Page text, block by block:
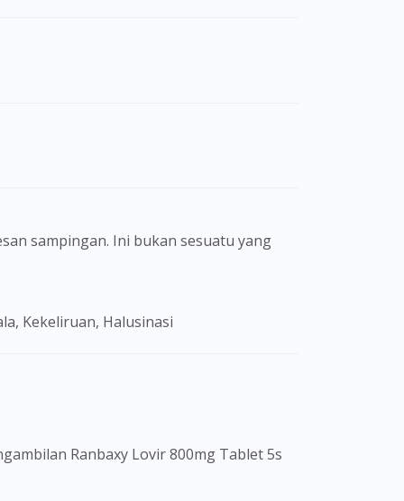
sampingan. Ini bukan sesuatu yang
Kekeliruan, Halusinasi
Ranbaxy Lovir 800mg Tablet 5s